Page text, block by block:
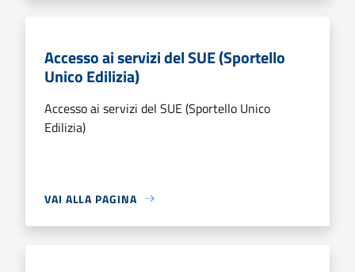
Accesso ai servizi del SUE (Sportello
Unico Edilizia)
Accesso ai servizi del SUE (Sportello Unico
Edilizia)
VAI ALLA PAGINA